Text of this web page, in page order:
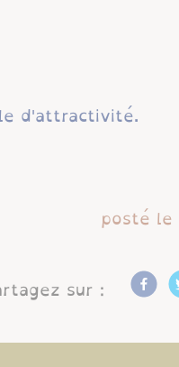
d'attractivité.
posté le
sur :